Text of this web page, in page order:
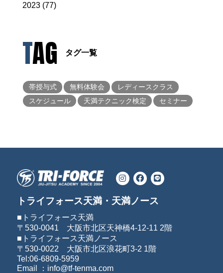
2023 (77)
TAG タグ一覧
帯授与式 無料体験会
レディースクラス
スケジュール
天満テクニック検定 セミナー
トライフォース天満・天満ノース
■トライフォース天満
〒530-0041 大阪市北区天神橋4-12-11 2階
■トライフォース天満ノース
〒530-0022 大阪市北区浪花町3-2 1階
Tel:06-6809-5959
Email ：info@tf-tenma.com